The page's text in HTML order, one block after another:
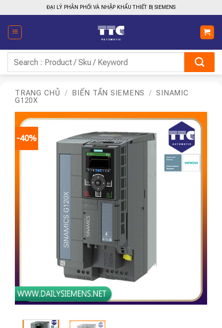
qua
nội
dung
ĐẠI LÝ PHÂN PHỐI VÀ NHẬP KHẨU THIẾT BỊ SIEMENS
kiếm:
TRANG CHỦ / BIẾN TẦN SIEMENS / SINAMIC
G120X
-40%